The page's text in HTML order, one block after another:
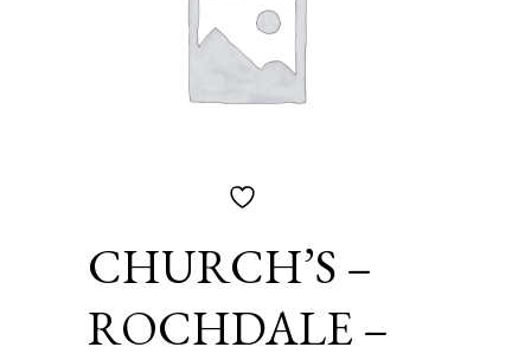
CHURCH’S –
ROCHDALE –